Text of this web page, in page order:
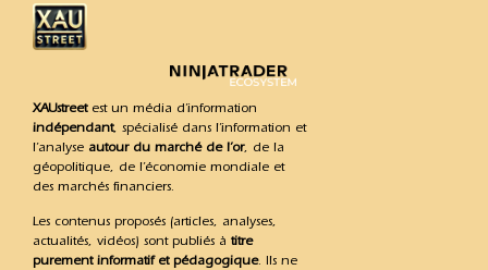
XAUstreetest un média d’information
indépendant, spécialisé dans l’information et
l’analyse autour du marché de l’or, de la
géopolitique, de l’économie mondiale et
des marchés financiers.
Les contenus proposés (articles, analyses,
actualités, vidéos) sont publiés à titre
purement informatif et pédagogique. Ils ne